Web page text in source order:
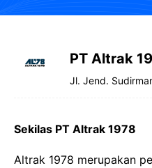
PT Altrak
Jl. Jend.
Sekilas PT Altrak 1978
Altrak 1978 merupakan